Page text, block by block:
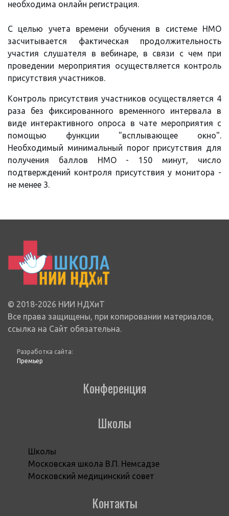
необходима онлайн регистрация.
С целью учета времени обучения в системе НМО
засчитывается фактическая продолжительность
участия слушателя в вебинаре, в связи с чем при
проведении мероприятия осуществляется контроль
присутствия участников.
Контроль присутствия участников осуществляется 4
раза без фиксированного временного интервала в
виде интерактивного опроса в чате мероприятия с
помощью функции "всплывающее окно".
Необходимый минимальный порог присутствия для
получения баллов НМО - 150 минут, число
подтверждений контроля присутствия у монитора -
не менее 3.
© 2018-2026 НИИ НДХиТ
Все права защищены, при копировании материалов,
ссылка на Сайт обязательна.
Разработка сайта:
Премьер
Конференция
Школы
Школы
Московская школа В.П. Немсадзе
Московский медицинский совет
Контакты